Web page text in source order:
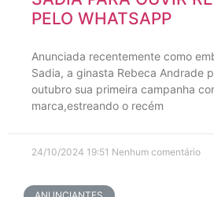
PELO WHATSAPP
Anunciada recentemente como
Sadia, a ginasta Rebeca Andrade
outubro sua primeira campanha
marca,estreando o recém
24/10/2024 19:51 Nenhum comentário